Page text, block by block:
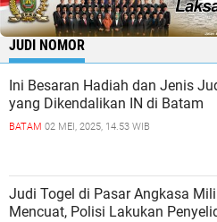
JUDI NOMOR
Ini Besaran Hadiah dan Jenis
yang Dikendalikan IN di Batam
BATAM 02 MEI, 2025, 14.53 WIB
Judi Togel di Pasar Angkasa
Mencuat, Polisi Lakukan